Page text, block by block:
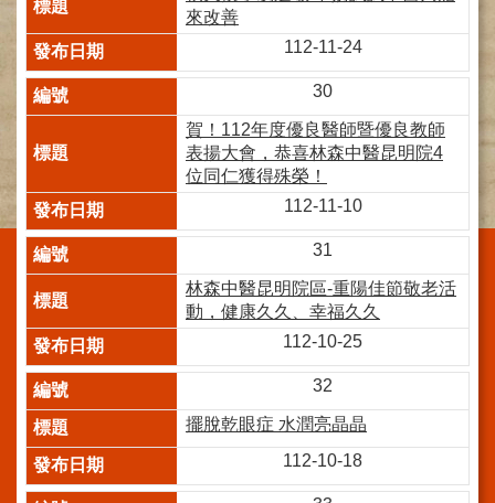
範
圍
交
院
特
色
醫
師
簡
介
健
來改善
112-11-24
30
賀！112年度優良醫師暨優良教師
表揚大會，恭喜林森中醫昆明院4
位同仁獲得殊榮！
112-11-10
31
林森中醫昆明院區-重陽佳節敬老活
動，健康久久、幸福久久
112-10-25
32
擺脫乾眼症 水潤亮晶晶
112-10-18